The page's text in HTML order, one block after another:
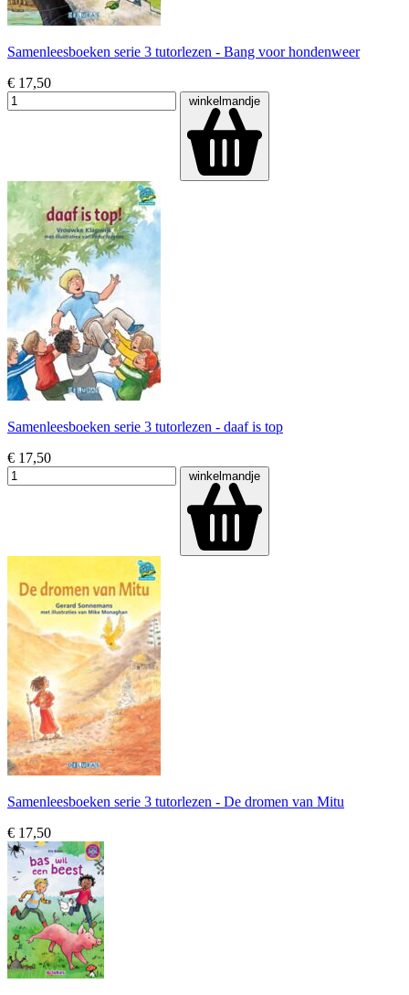
Samenleesboeken serie 3 tutorlezen - Bang voor hondenweer
€ 17,50
winkelmandje
Samenleesboeken serie 3 tutorlezen - daaf is top
€ 17,50
winkelmandje
Samenleesboeken serie 3 tutorlezen - De dromen van Mitu
€ 17,50